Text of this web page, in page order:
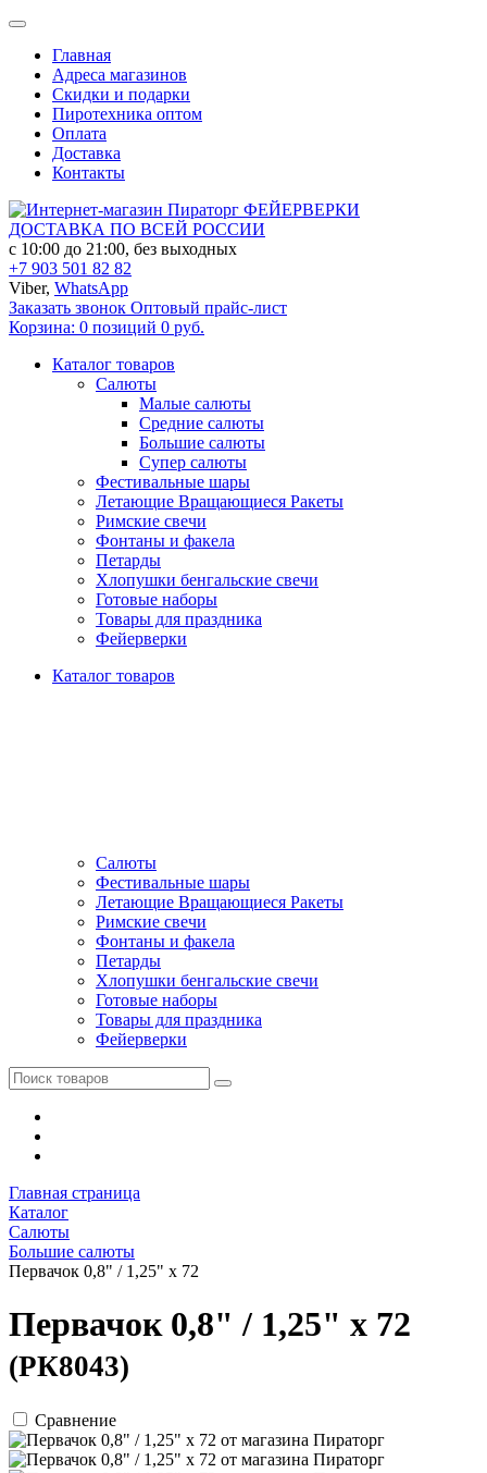
Главная
Адреса магазинов
Скидки и подарки
Пиротехника оптом
Оплата
Доставка
Контакты
ФЕЙЕРВЕРКИ
ДОСТАВКА ПО ВСЕЙ РОССИИ
с 10:00 до 21:00, без выходных
+7 903 501 82 82
Viber, WhatsApp
Заказать звонок Оптовый прайс-лист
Корзина: 0 позиций 0 руб.
Каталог товаров
Салюты
Малые салюты
Средние салюты
Большие салюты
Супер салюты
Фестивальные шары
Летающие Вращающиеся Ракеты
Римские свечи
Фонтаны и факела
Петарды
Хлопушки бенгальские свечи
Готовые наборы
Товары для праздника
Фейерверки
Каталог товаров
Салюты
Фестивальные шары
Летающие Вращающиеся Ракеты
Римские свечи
Фонтаны и факела
Петарды
Хлопушки бенгальские свечи
Готовые наборы
Товары для праздника
Фейерверки
Главная страница
Каталог
Салюты
Большие салюты
Первачок 0,8" / 1,25" х 72
Первачок 0,8" / 1,25" х 72
(РК8043)
Сравнение